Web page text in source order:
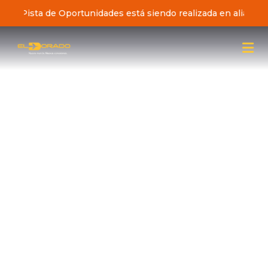
Pista de Oportunidades está siendo realizada en